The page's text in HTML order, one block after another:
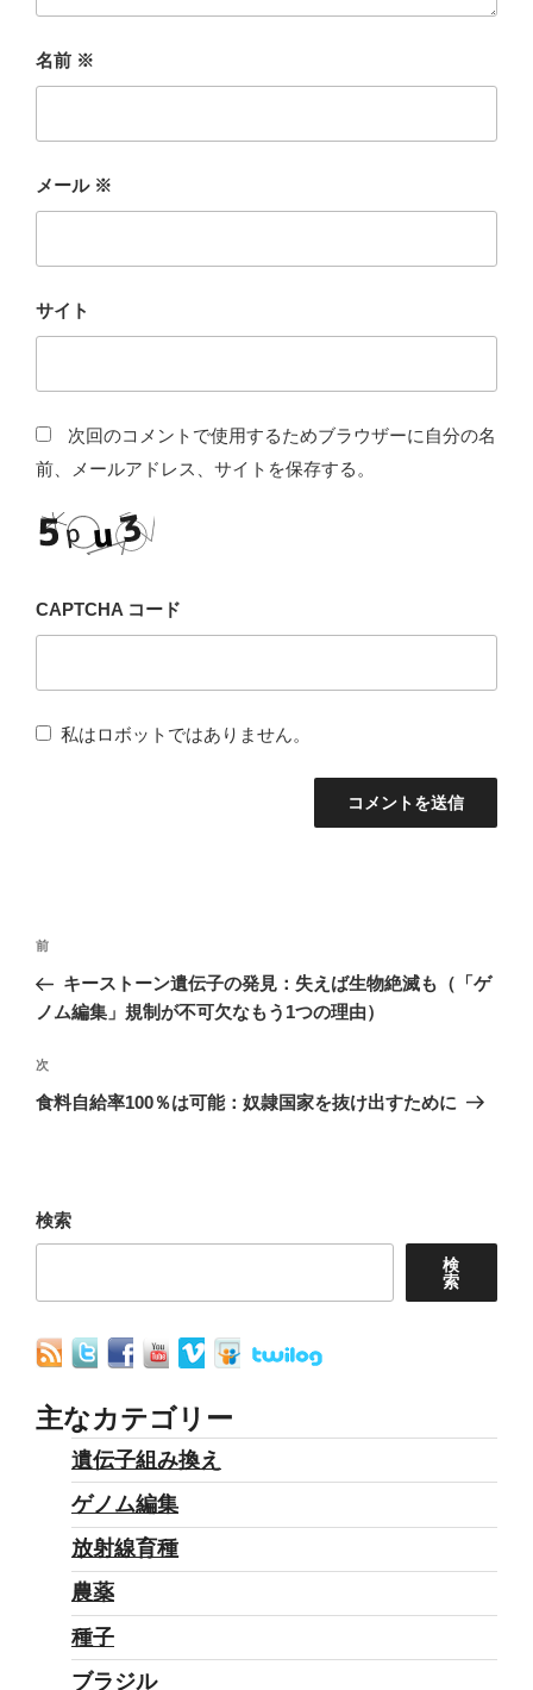
名前 ※
メール ※
サイト
次回のコメントで使用するためブラウザーに自分の名
前、メールアドレス、サイトを保存する。
CAPTCHA コード
私はロボットではありません。
投
稿
ナ
ゲ
ー
ン
前
の
投
前
キーストーン遺伝子の発見：失えば生物絶滅も（「ゲ
ノム編集」規制が不可欠なもう1つの理由）
次
の
次
食料自給率100％は可能：奴隷国家を抜け出すために
検索
検
索
主なカテゴリー
遺伝子組み換え
ゲノム編集
放射線育種
農薬
種子
ブラジル